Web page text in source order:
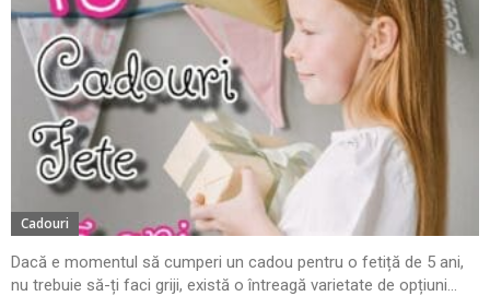
Cadouri
Dacă e momentul să cumperi un cadou pentru o fetiță de 5 ani,
nu trebuie să-ți faci griji, există o întreagă varietate de opțiuni...